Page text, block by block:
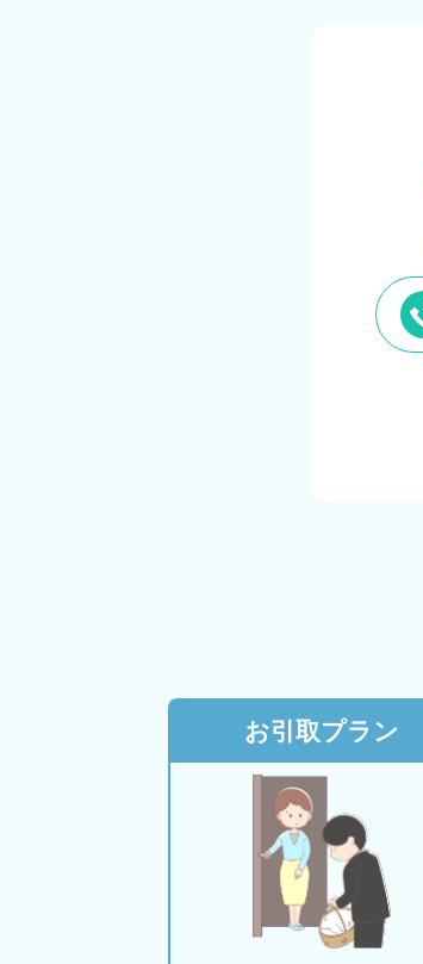
お引取プラン